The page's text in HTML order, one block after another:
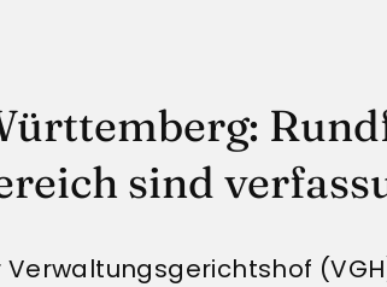
sind
Verwaltungsgerichtshof